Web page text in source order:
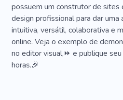
Rubi
Lados Status
Trabalhar
Folheto
Experiência
Informação
Porcaria
possuem um construtor de sites
design profissional para dar uma
intuitiva, versátil, colaborativa e
online. Veja o exemplo de
no editor visual,⏩ e publique
horas.🎉